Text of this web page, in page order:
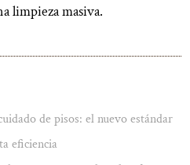
limpieza masiva.
de pisos: el nuevo estándar
eficiencia
Ver